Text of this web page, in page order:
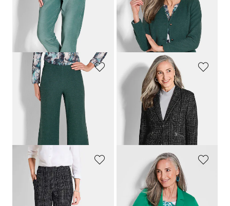
109,95 €169,95 €
Laagste prijs van de afgelopen 30
dagen**: 119,95 € (-8%)
GOLDNER
Jersey broek VERA in bouclélook
139,95 €
Laagste prijs van de afgelopen 30
dagen**: 109,95 €
(-9%)
GOLDNER
Jersey blazer in tweedlook
189,95 €
GOLDNER
Jersey broek VERA in tweedlook
119,95 €
GOLDNER
Jersey blazer
119,95 €159,95 €